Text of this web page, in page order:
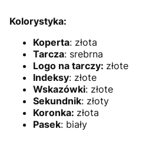
Kolorystyka:
Koperta: złota
Tarcza: srebrna
Logo na tarczy: złote
Indeksy: złote
Wskazówki: złote
Sekundnik: złoty
Koronka: złota
Pasek: biały